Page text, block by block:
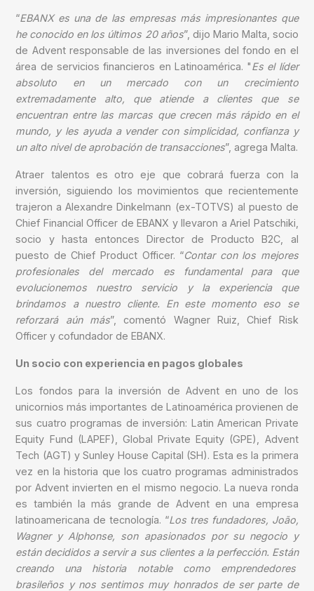
“EBANX es una de las empresas más impresionantes que
he conocido en los últimos 20 años”, dijo Mario Malta, socio
de Advent responsable de las inversiones del fondo en el
área de servicios financieros en Latinoamérica. "Es el líder
absoluto en un mercado con un crecimiento
extremadamente alto, que atiende a clientes que se
encuentran entre las marcas que crecen más rápido en el
mundo, y les ayuda a vender con simplicidad, confianza y
un alto nivel de aprobación de transacciones”, agrega Malta.
Atraer talentos es otro eje que cobrará fuerza con la
inversión, siguiendo los movimientos que recientemente
trajeron a Alexandre Dinkelmann (ex-TOTVS) al puesto de
Chief Financial Officer de EBANX y llevaron a Ariel Patschiki,
socio y hasta entonces Director de Producto B2C, al
puesto de Chief Product Officer. “Contar con los mejores
profesionales del mercado es fundamental para que
evolucionemos nuestro servicio y la experiencia que
brindamos a nuestro cliente. En este momento eso se
reforzará aún más”, comentó Wagner Ruiz, Chief Risk
Officer y cofundador de EBANX.
Un socio con experiencia en pagos globales
Los fondos para la inversión de Advent en uno de los
unicornios más importantes de Latinoamérica provienen de
sus cuatro programas de inversión: Latin American Private
Equity Fund (LAPEF), Global Private Equity (GPE), Advent
Tech (AGT) y Sunley House Capital (SH). Esta es la primera
vez en la historia que los cuatro programas administrados
por Advent invierten en el mismo negocio. La nueva ronda
es también la más grande de Advent en una empresa
latinoamericana de tecnología. “Los tres fundadores, João,
Wagner y Alphonse, son apasionados por su negocio y
están decididos a servir a sus clientes a la perfección. Están
creando una historia notable como emprendedores
brasileños y nos sentimos muy honrados de ser parte de